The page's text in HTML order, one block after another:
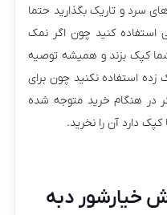
سرد و تاریک بگذارید حتما
استفاده کنید چون اگر نمک
کپک بزند و همیشه توصیه
استفاده نکنید چون برای
در هنگام خرید متوجه شده
دارد آن را نخرید.
خیارشور دبه